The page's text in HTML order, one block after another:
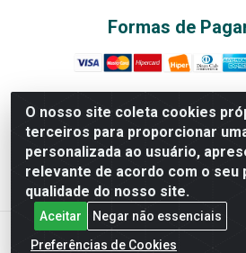
O nosso site coleta cookies
terceiros para proporcionar
personalizada ao usuário,
relevante de acordo com o seu
qualidade do nosso site.
Aceitar
Negar não essenciais
Preferências de Cookies
Formas de
Rede Brasil - Avenida Universitária,
Américas II Etapa - Anápolis/GO
CNPJ 07.728.073/